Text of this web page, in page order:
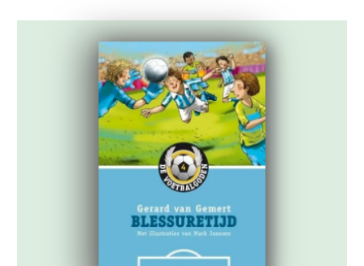
letters. Ondertussen strijden ze […]